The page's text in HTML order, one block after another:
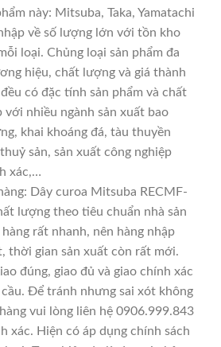
này: Mitsuba, Taka, Yamatachi
về số lượng lớn với tồn kho
loại. Chủng loại sản phẩm đa
hiệu, chất lượng và giá thành
có đặc tính sản phẩm và chất
với nhiều ngành sản xuất bao
khai khoáng đá, tàu thuyền
sản, sản xuất công nghiệp
xác,…
Dây curoa Mitsuba RECMF-
lượng theo tiêu chuẩn nhà sản
rất nhanh, nên hàng nhập
thời gian sản xuất còn rất mới.
đúng, giao đủ và giao chính xác
cầu. Để tránh nhưng sai xót không
vui lòng liên hệ 0906.999.843
xác. Hiện có áp dụng chính sách